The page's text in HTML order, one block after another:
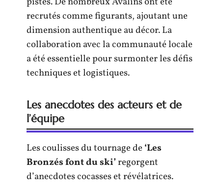
recrutés comme figurants, ajoutant une
dimension authentique au décor. La
collaboration avec la communauté locale
a été essentielle pour surmonter les défis
techniques et logistiques.
Les anecdotes des acteurs et de
l’équipe
Les coulisses du tournage de‘Les
Bronzés font du ski’regorgent
d’anecdotes cocasses et révélatrices.